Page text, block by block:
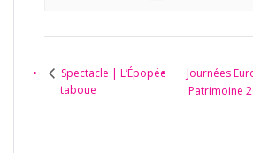
Spectacle | L’Épopée
taboue
Journées
Patrimoine